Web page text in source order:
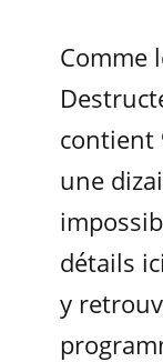
Comme
contient
une
détails
y